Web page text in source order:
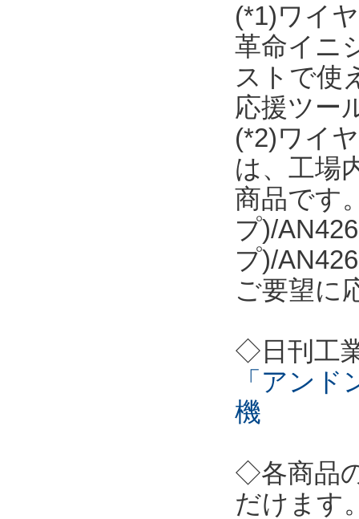
(*1)ワイ
革命イニ
ストで使
応援ツー
(*2)ワイ
は、工場
商品です
プ)/
プ)/
ご要望に
◇日刊工
「アン
機
◇各商品
だけます